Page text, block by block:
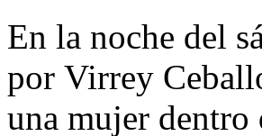
En la noche del
por Virrey
una mujer dentro